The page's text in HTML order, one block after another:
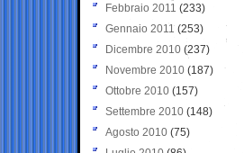
Febbraio 2011 (233)
Gennaio 2011 (253)
Dicembre 2010 (237)
Novembre 2010 (187)
Ottobre 2010 (157)
Settembre 2010 (148)
Agosto 2010 (75)